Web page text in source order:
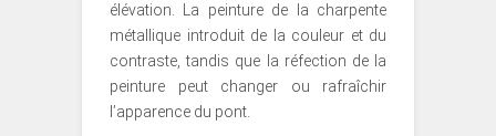
élévation. La peinture de la charpente
métallique introduit de la couleur et du
contraste, tandis que la réfection de la
peinture peut changer ou rafraîchir
l’apparence du pont.